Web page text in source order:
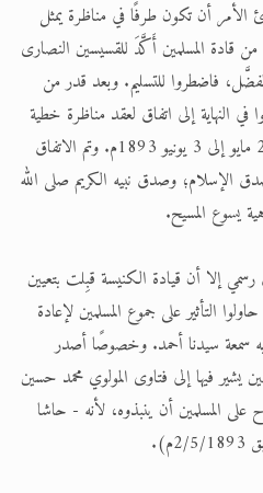
أن تكون طرفًا في مناظرة يمثل
قادة المسلمين أَكَّدَ للقسيسين النصارى
فاضطروا للتسليم. وبعد قدر من
في النهاية إلى اتفاق لعقد مناظرة خطية
في مدينة أمرتسار خلال المدة من 22 مايو إلى 3 يونيو 1893م. وتم الاتفاق
الإسلام؛ وصدق نبيه الكريم صلى الله
يسوع المسيح.
إلا أن قيادة الكنيسة قبِلت بتعيين
التأثير على جموع المسلمين لإعادة
سمعة سيدنا أحمد. وخصوصًا أصدر
فيها إلى فتاوى المولوي محمد حسين
على المسلمين أن ينبذوه، لأنه - حاشا